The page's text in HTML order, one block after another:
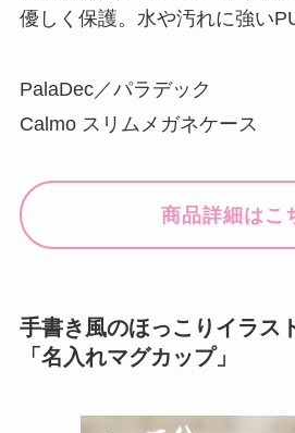
優しく保護。水や汚れに強い
PalaDec／パラデック
Calmo スリムメガネケース
商品詳細はこ
手書き風のほっこりイラス
「名入れマグカップ」